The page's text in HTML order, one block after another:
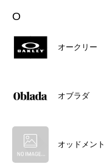
O
オークリー
オブラダ
オッドメント